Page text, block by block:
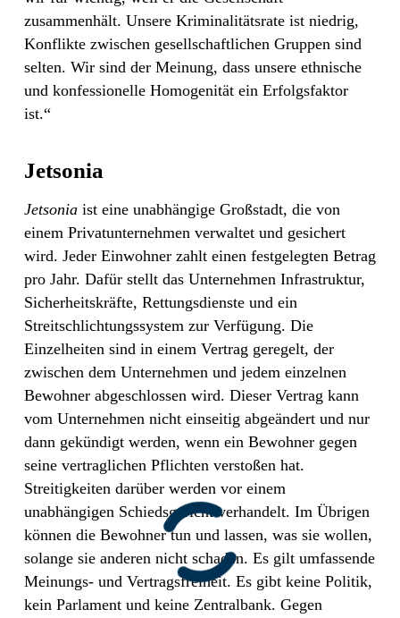
zusammenhält. Unsere Kriminalitätsrate ist niedrig,
Konflikte zwischen gesellschaftlichen Gruppen sind
selten. Wir sind der Meinung, dass unsere ethnische
und konfessionelle Homogenität ein Erfolgsfaktor
ist.“
Jetsonia
Jetsonia ist eine unabhängige Großstadt, die von
einem Privatunternehmen verwaltet und gesichert
wird. Jeder Einwohner zahlt einen festgelegten Betrag
pro Jahr. Dafür stellt das Unternehmen Infrastruktur,
Sicherheitskräfte, Rettungsdienste und ein
Streitschlichtungssystem zur Verfügung. Die
Einzelheiten sind in einem Vertrag geregelt, der
zwischen dem Unternehmen und jedem einzelnen
Bewohner abgeschlossen wird. Dieser Vertrag kann
vom Unternehmen nicht einseitig abgeändert und nur
dann gekündigt werden, wenn ein Bewohner gegen
seine vertraglichen Pflichten verstoßen hat.
Streitigkeiten darüber werden vor einem
unabhängigen Schiedsgericht verhandelt. Im Übrigen
können die Bewohner tun und lassen, was sie wollen,
solange sie anderen nicht schaden. Es gilt umfassende
Meinungs- und Vertragsfreiheit. Es gibt keine Politik,
kein Parlament und keine Zentralbank. Gegen